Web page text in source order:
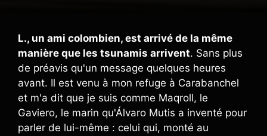
L., un ami colombien, est arrivé de la même
manière que les tsunamis arrivent. Sans plus
de préavis qu'un message quelques heures
avant. Il est venu à mon refuge à Carabanchel
et m'a dit que je suis comme Maqroll, le
Gaviero, le marin qu'Álvaro Mutis a inventé pour
parler de lui-même : celui qui, monté au